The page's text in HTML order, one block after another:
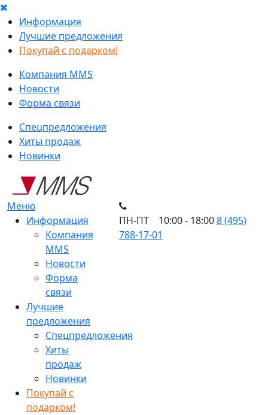
Информация
Лучшие предложения
Покупай с подарком!
Компания MMS
Новости
Форма связи
Спецпредложения
Хиты продаж
Новинки
Меню
Информация
Компания
MMS
Новости
Форма
связи
Лучшие
предложения
Спецпредложения
Хиты
продаж
Новинки
Покупай с
подарком!
ПН-ПТ 10:00 - 18:008 (495)
788-17-01